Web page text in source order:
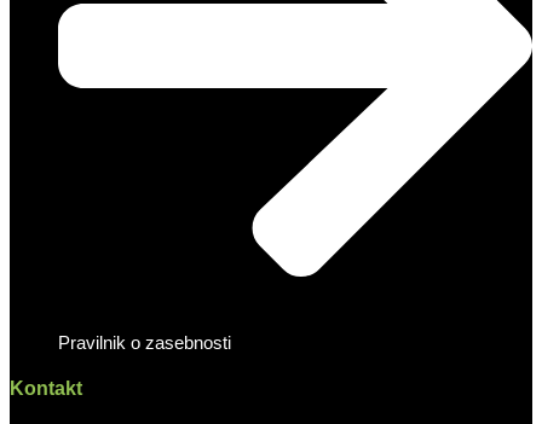
Pravilnik o zasebnosti
Kontakt